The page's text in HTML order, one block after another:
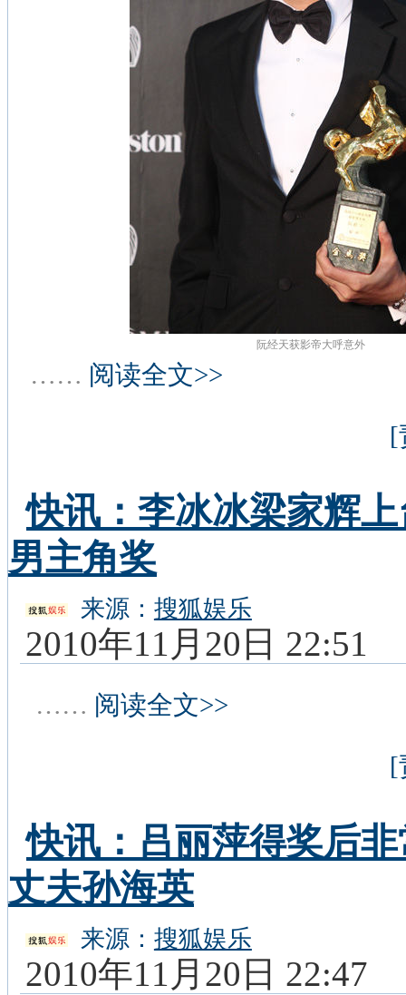
阮经天获影帝大呼意外
…… 阅读全文>>
[
快讯：李冰冰梁家辉
男主角奖
来源： 搜狐娱乐
2010年11月20日 22:51
…… 阅读全文>>
[
快讯：吕丽萍得奖后
丈夫孙海英
来源： 搜狐娱乐
2010年11月20日 22:47